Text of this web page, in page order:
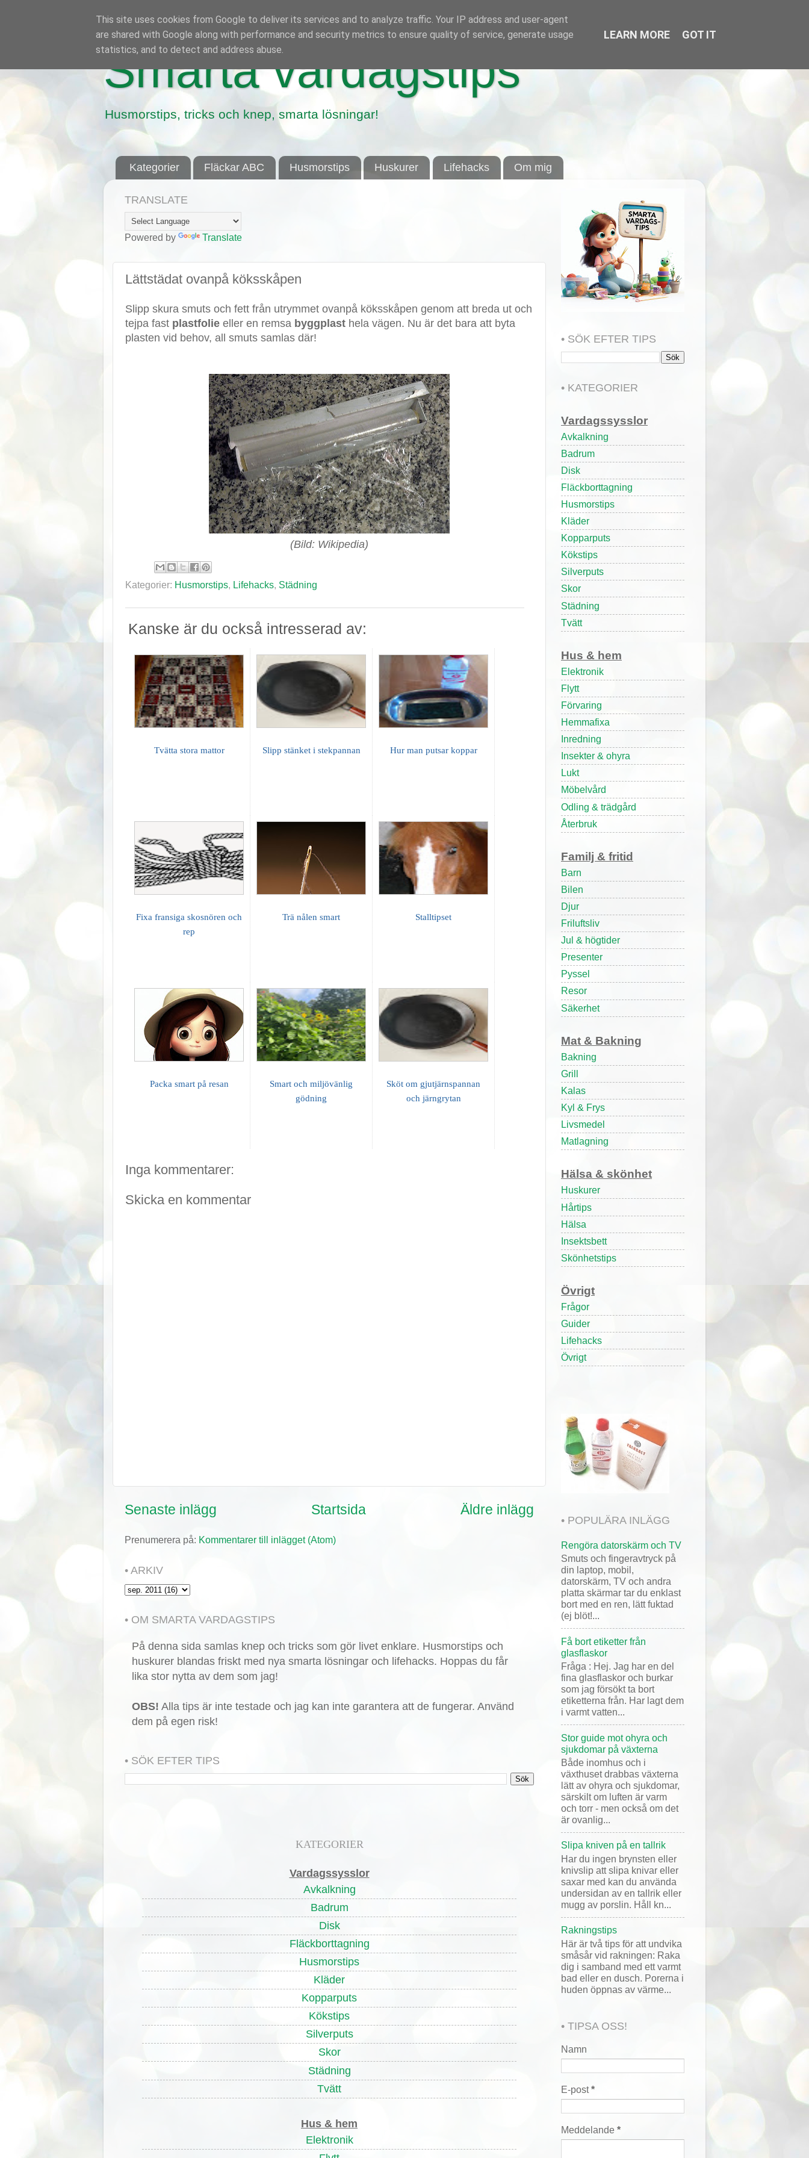
Smarta vardagstips
Husmorstips, tricks och knep, smarta lösningar!
Kategorier Fläckar ABC Husmorstips Huskurer Lifehacks Om mig
TRANSLATE
Powered by Translate
Lättstädat ovanpå köksskåpen
Slipp skura smuts och fett från utrymmet ovanpå köksskåpen genom att breda ut och
tejpa fast plastfolie eller en remsa byggplast hela vägen. Nu är det bara att byta
plasten vid behov, all smuts samlas där!
(Bild: Wikipedia)
Kategorier: Husmorstips, Lifehacks, Städning
Kanske är du också intresserad av:
Tvätta stora mattor Slipp stänket i stekpannan Hur man putsar koppar
Fixa fransiga skosnören och
rep
Trä nålen smart Stalltipset
Packa smart på resan
Smart och miljövänlig
gödning
Sköt om gjutjärnspannan
och järngrytan
Inga kommentarer:
Skicka en kommentar
Senaste inlägg Äldre inlägg
Startsida
Prenumerera på: Kommentarer till inlägget (Atom)
• ARKIV
• OM SMARTA VARDAGSTIPS
På denna sida samlas knep och tricks som gör livet enklare. Husmorstips och
huskurer blandas friskt med nya smarta lösningar och lifehacks. Hoppas du får
lika stor nytta av dem som jag!
OBS! Alla tips är inte testade och jag kan inte garantera att de fungerar. Använd
dem på egen risk!
• SÖK EFTER TIPS
KATEGORIER
Vardagssysslor
Avkalkning
Badrum
Disk
Fläckborttagning
Husmorstips
Kläder
Kopparputs
Kökstips
Silverputs
Skor
Städning
Tvätt
Hus & hem
Elektronik
• SÖK EFTER TIPS
• KATEGORIER
Vardagssysslor
Avkalkning
Badrum
Disk
Fläckborttagning
Husmorstips
Kläder
Kopparputs
Kökstips
Silverputs
Skor
Städning
Tvätt
Hus & hem
Elektronik
Flytt
Förvaring
Hemmafixa
Inredning
Insekter & ohyra
Lukt
Möbelvård
Odling & trädgård
Återbruk
Familj & fritid
Barn
Bilen
Djur
Friluftsliv
Jul & högtider
Presenter
Pyssel
Resor
Säkerhet
Mat & Bakning
Bakning
Grill
Kalas
Kyl & Frys
Livsmedel
Matlagning
Hälsa & skönhet
Huskurer
Hårtips
Hälsa
Insektsbett
Skönhetstips
Övrigt
Frågor
Guider
Lifehacks
Övrigt
• POPULÄRA INLÄGG
Rengöra datorskärm och TV
Smuts och fingeravtryck på
din laptop, mobil,
datorskärm, TV och andra
platta skärmar tar du enklast
bort med en ren, lätt fuktad
(ej blöt!...
Få bort etiketter från
glasflaskor
Fråga : Hej. Jag har en del
fina glasflaskor och burkar
som jag försökt ta bort
etiketterna från. Har lagt dem
i varmt vatten...
Stor guide mot ohyra och
sjukdomar på växterna
Både inomhus och i
växthuset drabbas växterna
lätt av ohyra och sjukdomar,
särskilt om luften är varm
och torr - men också om det
är ovanlig...
Slipa kniven på en tallrik
Har du ingen brynsten eller
knivslip att slipa knivar eller
saxar med kan du använda
undersidan av en tallrik eller
mugg av porslin. Håll kn...
Rakningstips
Här är två tips för att undvika
småsår vid rakningen: Raka
dig i samband med ett varmt
bad eller en dusch. Porerna i
huden öppnas av värme...
• TIPSA OSS!
Namn
E-post*
Meddelande *
This site uses cookies from Google to deliver its services and to analyze traffic. Your IP address and user-agent
are shared with Google along with performance and security metrics to ensure quality of service, generate usage
statistics, and to detect and address abuse.
LEARN MORE GOT IT